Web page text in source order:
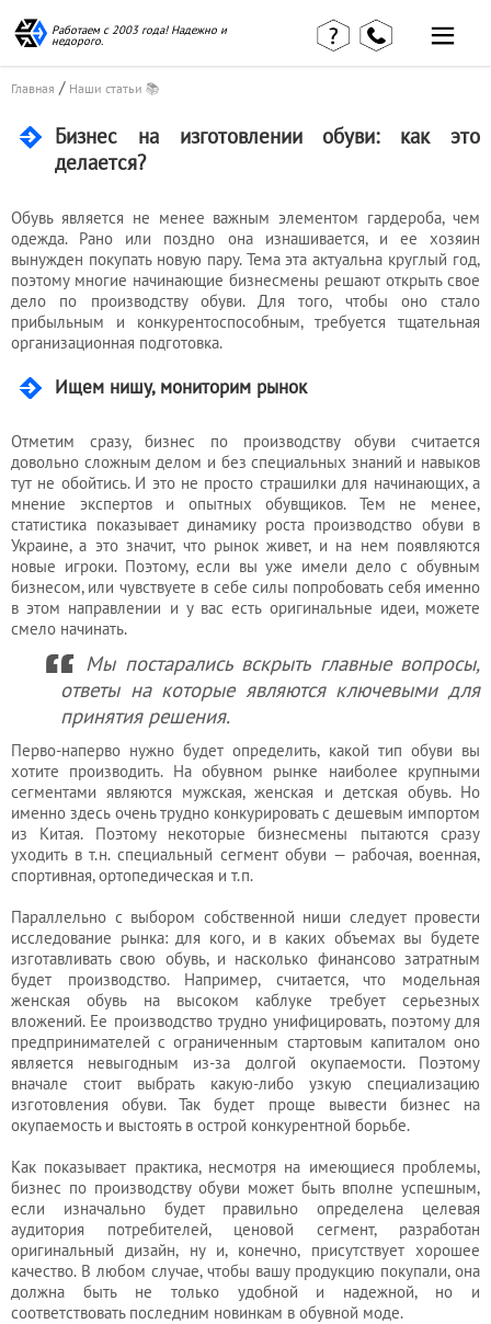
Работаем с 2003 года! Надежно и
недорого.
Главная / Наши статьи 📚
Бизнес на изготовлении обуви: как это
делается?
Обувь является не менее важным элементом гардероба, чем
одежда. Рано или поздно она изнашивается, и ее хозяин
вынужден покупать новую пару. Тема эта актуальна круглый год,
поэтому многие начинающие бизнесмены решают открыть свое
дело по производству обуви. Для того, чтобы оно стало
прибыльным и конкурентоспособным, требуется тщательная
организационная подготовка.
Ищем нишу, мониторим рынок
Отметим сразу, бизнес по производству обуви считается
довольно сложным делом и без специальных знаний и навыков
тут не обойтись. И это не просто страшилки для начинающих, а
мнение экспертов и опытных обувщиков. Тем не менее,
статистика показывает динамику роста производство обуви в
Украине, а это значит, что рынок живет, и на нем появляются
новые игроки. Поэтому, если вы уже имели дело с обувным
бизнесом, или чувствуете в себе силы попробовать себя именно
в этом направлении и у вас есть оригинальные идеи, можете
смело начинать.
Мы постарались вскрыть главные вопросы,
ответы на которые являются ключевыми для
принятия решения.
Перво-наперво нужно будет определить, какой тип обуви вы
хотите производить. На обувном рынке наиболее крупными
сегментами являются мужская, женская и детская обувь. Но
именно здесь очень трудно конкурировать с дешевым импортом
из Китая. Поэтому некоторые бизнесмены пытаются сразу
уходить в т.н. специальный сегмент обуви — рабочая, военная,
спортивная, ортопедическая и т.п.
Параллельно с выбором собственной ниши следует провести
исследование рынка: для кого, и в каких объемах вы будете
изготавливать свою обувь, и насколько финансово затратным
будет производство. Например, считается, что модельная
женская обувь на высоком каблуке требует серьезных
вложений. Ее производство трудно унифицировать, поэтому для
предпринимателей с ограниченным стартовым капиталом оно
является невыгодным из-за долгой окупаемости. Поэтому
вначале стоит выбрать какую-либо узкую специализацию
изготовления обуви. Так будет проще вывести бизнес на
окупаемость и выстоять в острой конкурентной борьбе.
Как показывает практика, несмотря на имеющиеся проблемы,
бизнес по производству обуви может быть вполне успешным,
если изначально будет правильно определена целевая
аудитория потребителей, ценовой сегмент, разработан
оригинальный дизайн, ну и, конечно, присутствует хорошее
качество. В любом случае, чтобы вашу продукцию покупали, она
должна быть не только удобной и надежной, но и
соответствовать последним новинкам в обувной моде.
Главная
страница
Отзывы
клиентов
Контакты
Вакансии
Наши статьи
КВЭД в
деталях
Наши
консультации
Калькулятор
Миграционные
Услуги
бухгалтера
Услуги
юриста
Услуги
регистратора
Кадровый
аутсорсинг
Лицензии
и
разрешения